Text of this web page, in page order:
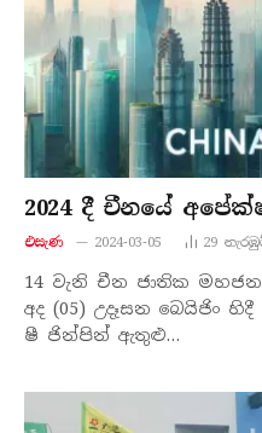
2024 දී චීනයේ
එසැණ 2024-03-05 29
14 වැනි චීන ජාතික මහජන
අද (05) උදෑසන බෙයිජිං
ෂී ජින්පින් ඇතුළු…